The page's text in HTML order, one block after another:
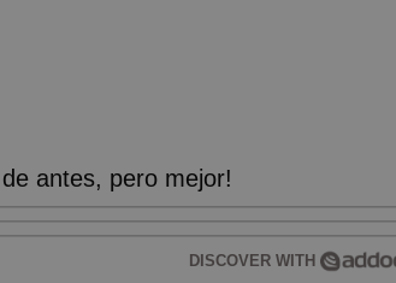
antes, pero mejor!
DISCOVER WITH